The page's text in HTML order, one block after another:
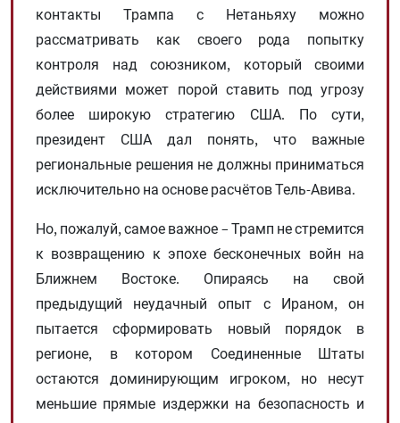
контакты Трампа с Нетаньяху можно
рассматривать как своего рода попытку
контроля над союзником, который своими
действиями может порой ставить под угрозу
более широкую стратегию США. По сути,
президент США дал понять, что важные
региональные решения не должны приниматься
исключительно на основе расчётов Тель-Авива.
Но, пожалуй, самое важное – Трамп не стремится
к возвращению к эпохе бесконечных войн на
Ближнем Востоке. Опираясь на свой
предыдущий неудачный опыт с Ираном, он
пытается сформировать новый порядок в
регионе, в котором Соединенные Штаты
остаются доминирующим игроком, но несут
меньшие прямые издержки на безопасность и